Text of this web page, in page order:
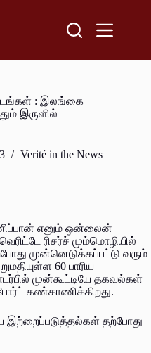
: இலங்கை
இருளில்
Verité in the News
எனும் ஒன்லைன்
ரிசர்ச் மும்மொழியில்
முன்னெடுக்கப்பட்டு வரும்
60 பாரிய
முன்கூட்டியே தகவல்கள்
கண்காணிக்கிறது.
தற்போது